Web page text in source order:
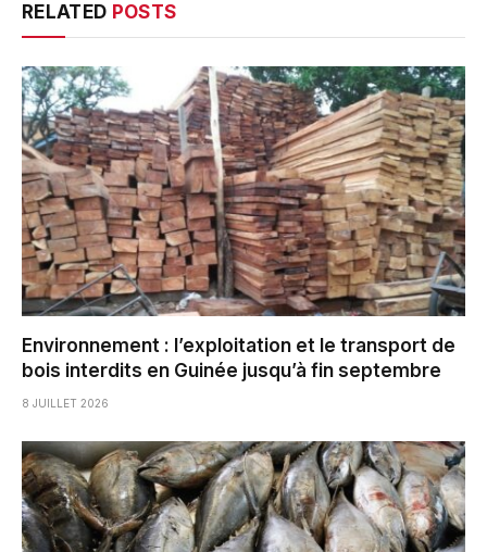
RELATED POSTS
Environnement : l’exploitation et le transport de
bois interdits en Guinée jusqu’à fin septembre
8 JUILLET 2026